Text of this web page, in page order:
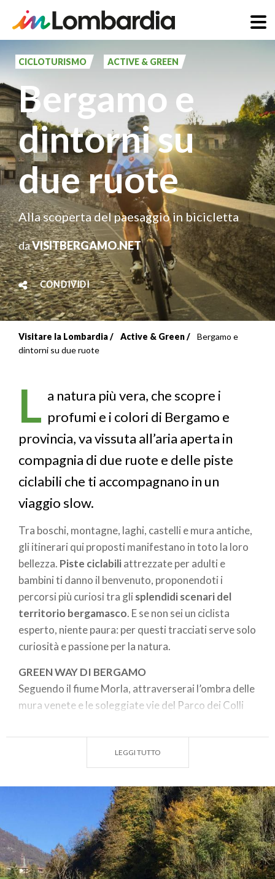
al
contenuto
principale
CICLOTURISMO ACTIVE & GREEN
Bergamo e
dintorni su
due ruote
Alla scoperta del paesaggio in bicicletta
daVISITBERGAMO.NET
CONDIVIDI
Briciole
pane
Visitare la Lombardia Active & Green
Bergamo e
dintorni su due ruote
L a natura più vera, che scopre i
profumi e i colori di Bergamo e
provincia, va vissuta all’aria aperta in
compagnia di due ruote e delle piste
ciclabili che ti accompagnano in un
viaggio slow.
Tra boschi, montagne, laghi, castelli e mura antiche,
gli itinerari qui proposti manifestano in toto la loro
bellezza. Piste ciclabiliattrezzate per adulti e
bambini ti danno il benvenuto, proponendoti i
percorsi più curiosi tra gli splendidi scenari del
territorio bergamasco. E se non sei un ciclista
esperto, niente paura: per questi tracciati serve solo
curiosità e passione per la natura.
GREEN WAY DI BERGAMO
Seguendo il fiume Morla, attraverserai l’ombra delle
mura venete e le soleggiate vie del Parco dei Colli
ciclopedonale che si collega a tutte le altre ciclabili.
collegano grazie a una nuova pista: dal Monastero
femminile di Valmarina a quello maschile di Astino,
storia e natura si fondono nel viaggio.
CLUSONE VALLE SERIANA
Partirai dai piedi delle montagne e costeggerai il
LEGGI TUTTO